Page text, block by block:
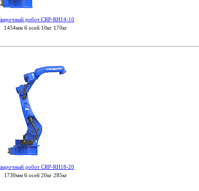
робот CRP-RH14-10
1454мм 6 осей 10кг 170кг
робот CRP-RH18-20
1730мм 6 осей 20кг 285кг